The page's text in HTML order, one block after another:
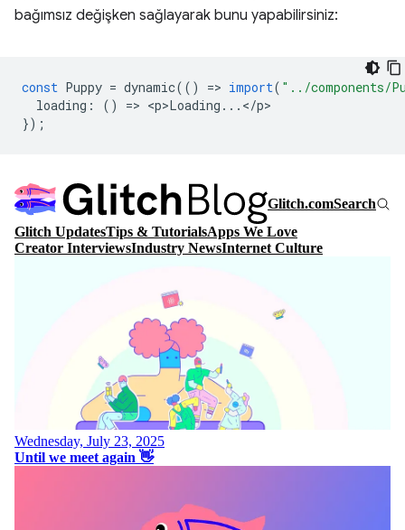
bağımsız değişken sağlayarak bunu yapabilirsiniz:
const Puppy = dynamic(() => import( "../components/
loading : () => <p>Loading ... </p
});